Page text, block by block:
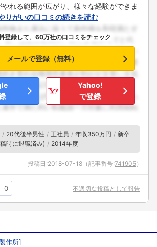
やれる範囲が広がり、様々な経験ができま
りがいの口コミの続きを読む
登録して、60万社の口コミをチェック
メールで登録（無料）
Yahoo!
で登録
20代後半男性 正社員 年収350万円
新卒
時に退職済み)
2014年度
投稿日:2018-07-18 （記事番号:741905）
0 不適切な投稿として報告
作所]